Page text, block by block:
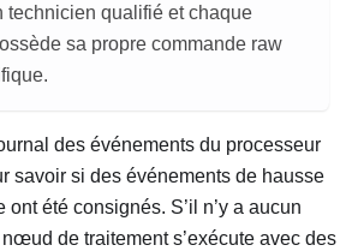
technicien qualifié et chaque
sa propre commande raw
des événements du processeur
savoir si des événements de hausse
ont été consignés. S’il n’y a aucun
de traitement s’exécute avec des